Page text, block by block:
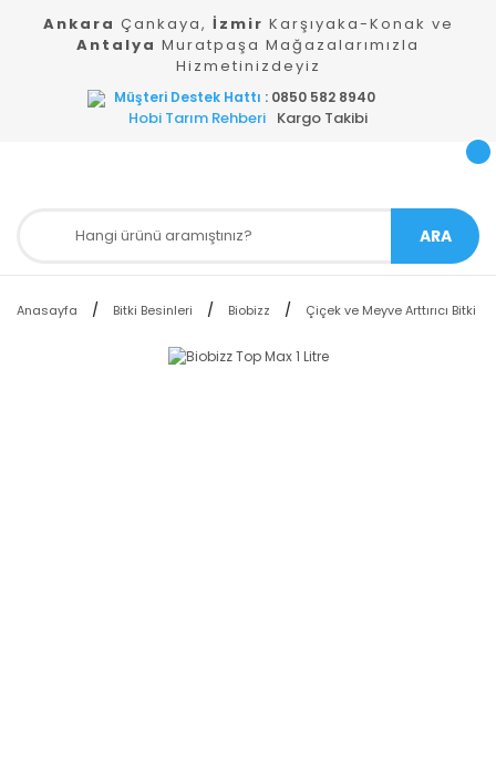
Ankara Çankaya, İzmir Karşıyaka-Konak ve
Antalya Muratpaşa Mağazalarımızla
Hizmetinizdeyiz
Müşteri Destek Hattı : 0850 582 8940
Hobi Tarım Rehberi Kargo Takibi
ARA
Anasayfa Bitki Besinleri Biobizz Çiçek ve Meyve Arttırıcı Bitki